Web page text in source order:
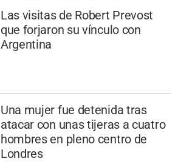
Las visitas de Robert Prevost
que forjaron su vínculo con
Argentina
Una mujer fue detenida tras
atacar con unas tijeras a cuatro
hombres en pleno centro de
Londres